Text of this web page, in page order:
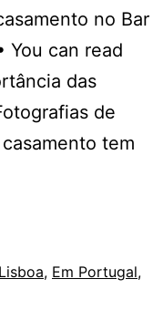
no Bar
You can read
das
de
tem
, Em Portugal,